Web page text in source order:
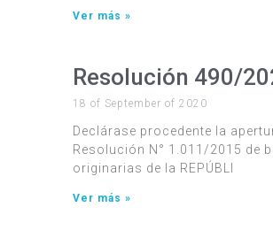
Ver más »
Resolución 490/
18 of September of 2020
Declárase procedente la
Resolución N° 1.011/2015 de
originarias de la REPÚBLI
Ver más »